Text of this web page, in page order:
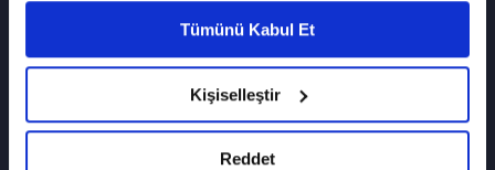
detaylı bilgi için Ayarlar butonuna tıklayabilir,
Çerez BilgilendirmeMetnimizi ziyaret
6698 sayılı Kişisel Verilerin Korunması
Kanunu uyarınca hazırlanmış olan İnternet
Sitesi Aydınlatma Metnimizi okumak ve
Tümünü Kabul Et
Kişiselleştir
Reddet
SON FRAGMANI İZLE
Altı Üstü İstanbul